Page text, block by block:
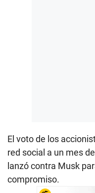
El voto de los
red social a un mes
lanzó contra Musk
compromiso.